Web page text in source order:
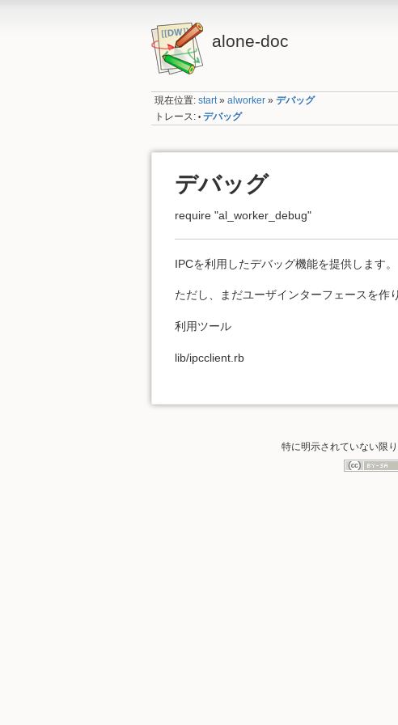
alone-doc
現在位置:start»alworker »デバッグ
トレース: • デバッグ
デバッグ
require "al_worker_debug"
IPCを利用したデバッグ機能を提供します。
ただし、まだユーザインターフェースを作
利用ツール
lib/ipcclient.rb
特に明示されていない限